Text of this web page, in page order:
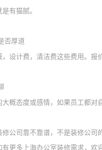
是有猫腻。
否厚道
，设计费，清洁费这些费用。 报
大概态度或感情，如果员工都对
公司靠不靠谱，不是装修公
更多上海办公室装修需求，欢